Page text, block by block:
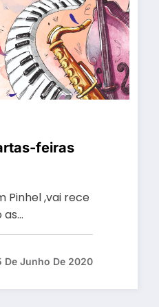
feiras
Pinhel ,vai rece
as…
De Junho De 2020